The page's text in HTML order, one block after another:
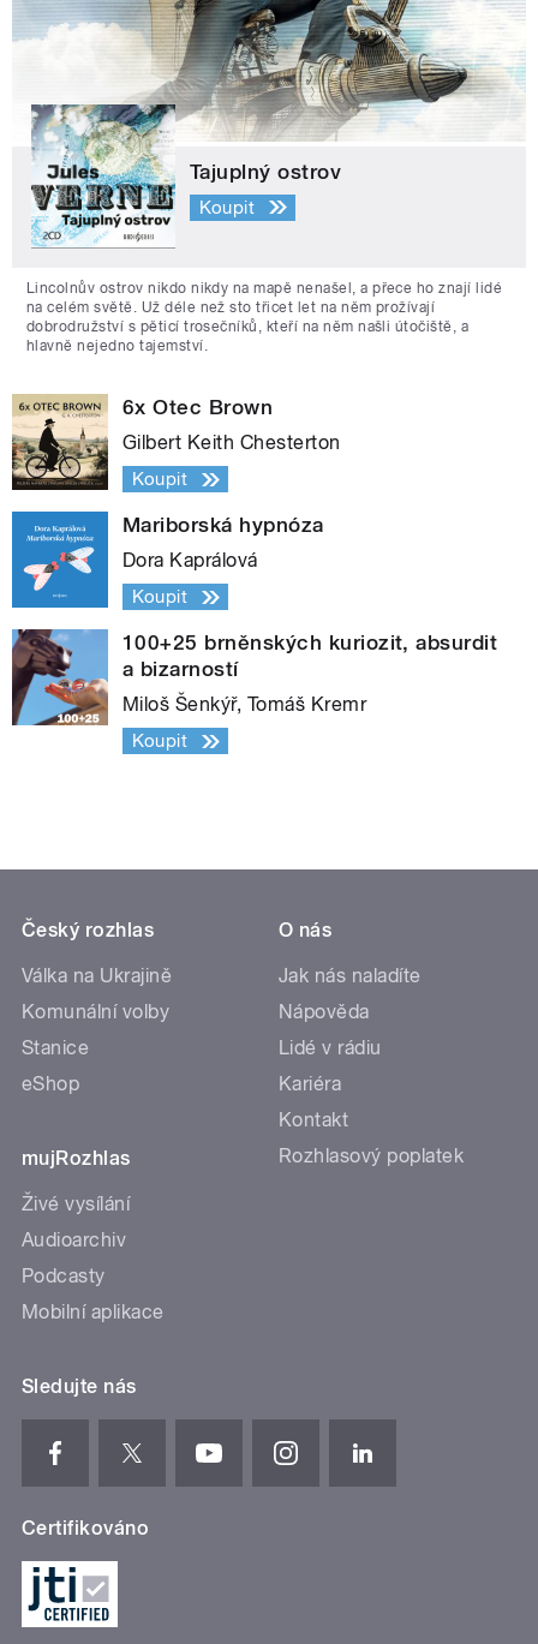
Tajuplný ostrov
Koupit
Lincolnův ostrov nikdo nikdy na mapě nenašel, a přece ho znají lidé
na celém světě. Už déle než sto třicet let na něm prožívají
dobrodružství s pěticí trosečníků, kteří na něm našli útočiště, a
hlavně nejedno tajemství.
6x Otec Brown
Gilbert Keith Chesterton
Koupit
Mariborská hypnóza
Dora Kaprálová
Koupit
100+25 brněnských kuriozit, absurdit
a bizarností
Miloš Šenkýř, Tomáš Kremr
Koupit
Český rozhlas
Válka na Ukrajině
Komunální volby
Stanice
eShop
mujRozhlas
Živé vysílání
Audioarchiv
Podcasty
Mobilní aplikace
O nás
Jak nás naladíte
Nápověda
Lidé v rádiu
Kariéra
Kontakt
Rozhlasový poplatek
Sledujte nás
Certifikováno